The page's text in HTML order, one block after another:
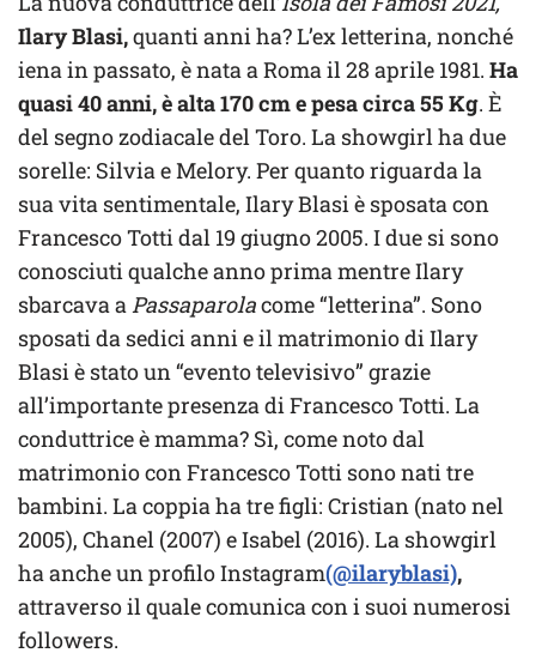
Ilary Blasi,quanti anni ha? L’ex letterina, nonché
iena in passato, è nata a Roma il 28 aprile 1981. Ha
quasi 40 anni,è alta 170 cme pesa circa 55 Kg. È
del segno zodiacale del Toro. La showgirl ha due
sorelle: Silvia e Melory. Per quanto riguarda la
sua vita sentimentale, Ilary Blasi è sposata con
Francesco Totti dal 19 giugno 2005. I due si sono
conosciuti qualche anno prima mentre Ilary
sbarcava aPassaparolacome “letterina”. Sono
sposati da sedici anni e il matrimonio di Ilary
Blasi è stato un “evento televisivo” grazie
all’importante presenza di Francesco Totti. La
conduttrice è mamma? Sì, come noto dal
matrimonio con Francesco Totti sono nati tre
bambini. La coppia ha tre figli: Cristian (nato nel
2005), Chanel (2007) e Isabel (2016). La showgirl
ha anche un profilo Instagram(@ilaryblasi),
attraverso il quale comunica con i suoi numerosi
followers.